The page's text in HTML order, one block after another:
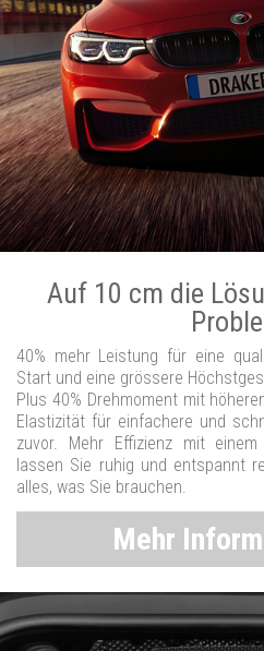
Auf 10 cm die
40% mehr Leistung für eine
Start und eine grössere
Plus 40% Drehmoment mit
Elastizität für einfachere und
zuvor. Mehr Effizienz mit
lassen Sie ruhig und entspannt
alles, was Sie brauchen.
Mehr